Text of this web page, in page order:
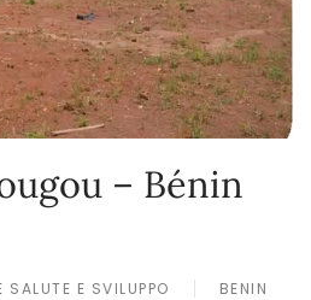
– Bénin
E SVILUPPO
BENIN